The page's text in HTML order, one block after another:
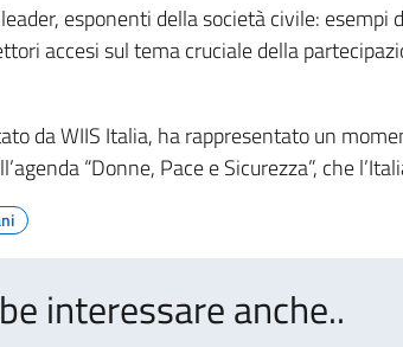
esponenti della società civile: esempi
accesi sul tema cruciale della
da WIIS Italia, ha rappresentato un
“Donne, Pace e Sicurezza”, che
interessare anche..